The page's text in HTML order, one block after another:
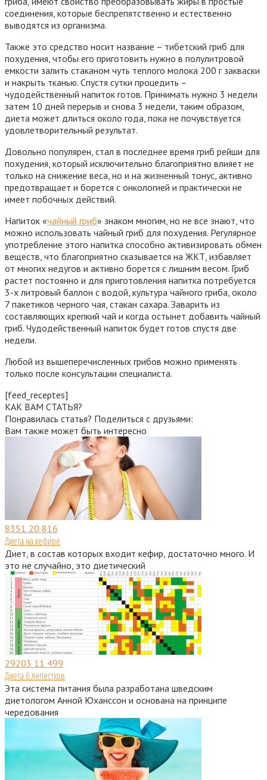
соединения, которые беспрепятственно и естественно
выводятся из организма.
Также это средство носит название – тибетский гриб для
похудения, чтобы его приготовить нужно в полулитровой
емкости залить стаканом чуть теплого молока 200 г закваски
и накрыть тканью. Спустя сутки процедить –
чудодейственный напиток готов. Принимать нужно 3 недели
затем 10 дней перерыв и снова 3 недели, таким образом,
диета может длиться около года, пока не почувствуется
удовлетворительный результат.
Довольно популярен, стал в последнее время гриб рейши для
похудения, который исключительно благоприятно влияет не
только на снижение веса, но и на жизненный тонус, активно
предотвращает и борется с онкологией и практически не
имеет побочных действий.
Напиток «чайный гриб» знаком многим, но не все знают, что
можно использовать чайный гриб для похудения. Регулярное
употребление этого напитка способно активизировать обмен
веществ, что благоприятно сказывается на ЖКТ, избавляет
от многих недугов и активно борется с лишним весом. Гриб
растет постоянно и для приготовления напитка потребуется
3-х литровый баллон с водой, культура чайного гриба, около
7 пакетиков черного чая, стакан сахара. Заварить из
составляющих крепкий чай и когда остынет добавить чайный
гриб. Чудодейственный напиток будет готов спустя две
недели.
Любой из вышеперечисленных грибов можно применять
только после консультации специалиста.
[feed_receptes]
КАК ВАМ СТАТЬЯ?
Понравилась статья? Поделиться с друзьями:
Вам также может быть интересно
8351 20 816
Диета на кефире
Диет, в состав которых входит кефир, достаточно много. И
это не случайно, это диетический
29203 11 499
Диета 6 лепестков
Эта система питания была разработана шведским
диетологом Анной Юханссон и основана на принципе
чередования